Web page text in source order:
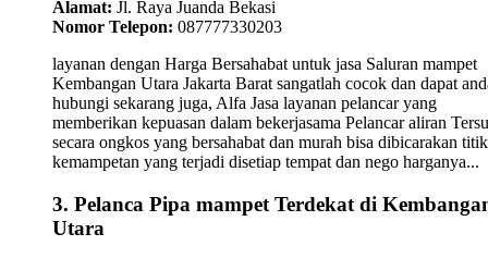
Alamat: Jl. Raya Juanda Bekasi
Nomor Telepon: 087777330203
layanan dengan Harga Bersahabat untuk jasa Saluran mampet
Kembangan Utara Jakarta Barat sangatlah cocok dan dapat
hubungi sekarang juga, Alfa Jasa layanan pelancar yang
memberikan kepuasan dalam bekerjasama Pelancar aliran
secara ongkos yang bersahabat dan murah bisa dibicarakan
kemampetan yang terjadi disetiap tempat dan nego harganya...
3. Pelanca Pipa mampet Terdekat di
Utara